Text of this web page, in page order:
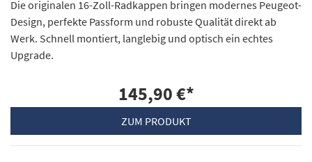
Die originalen 16-Zoll-Radkappen bringen modernes Peugeot-
Design, perfekte Passform und robuste Qualität direkt ab
Werk. Schnell montiert, langlebig und optisch ein echtes
Upgrade.
145,90 €*
ZUM PRODUKT